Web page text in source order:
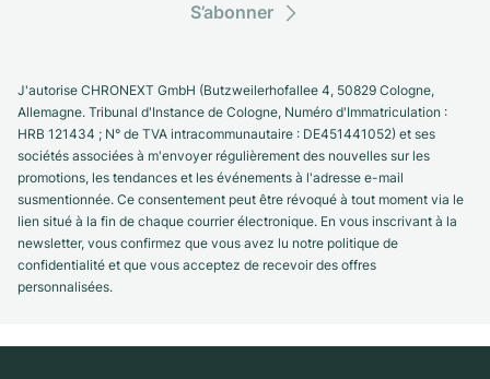
S’abonner
J'autorise CHRONEXT GmbH (Butzweilerhofallee 4, 50829 Cologne,
Allemagne. Tribunal d'Instance de Cologne, Numéro d'Immatriculation :
HRB 121434 ; N° de TVA intracommunautaire : DE451441052) et ses
sociétés associées à m'envoyer régulièrement des nouvelles sur les
promotions, les tendances et les événements à l'adresse e-mail
susmentionnée. Ce consentement peut être révoqué à tout moment via le
lien situé à la fin de chaque courrier électronique. En vous inscrivant à la
newsletter, vous confirmez que vous avez lu notre politique de
confidentialité et que vous acceptez de recevoir des offres
personnalisées.